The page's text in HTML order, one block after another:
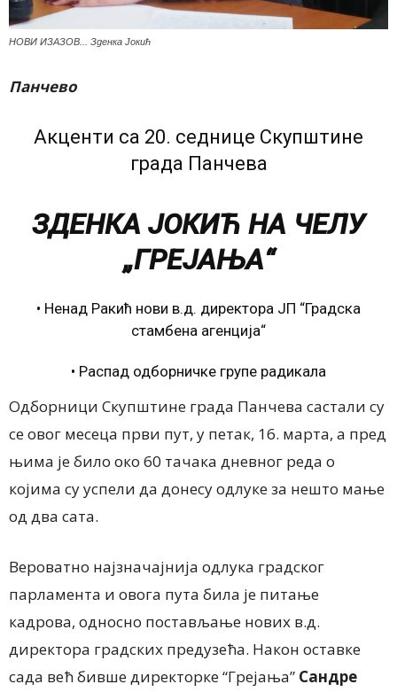
НОВИ ИЗАЗОВ... Зденка Јокић
Панчево
Акценти са 20. седнице Скупштине
града Панчева
ЗДЕНКА ЈОКИЋ НА ЧЕЛУ
„ГРЕЈАЊА“
• Ненад Ракић нови в.д. директора ЈП “Градска
стамбена агенција“
• Распад одборничке групе радикала
Одборници Скупштине града Панчева састали су
се овог месеца први пут, у петак, 16. марта, а пред
њима је било око 60 тачака дневног реда о
којима су успели да донесу одлуке за нешто мање
од два сата.
Вероватно најзначајнија одлука градског
парламента и овога пута била је питање
кадрова, односно постављање нових в.д.
директора градских предузећа. Након оставке
сада већ бивше директорке “Грејања” Сандре